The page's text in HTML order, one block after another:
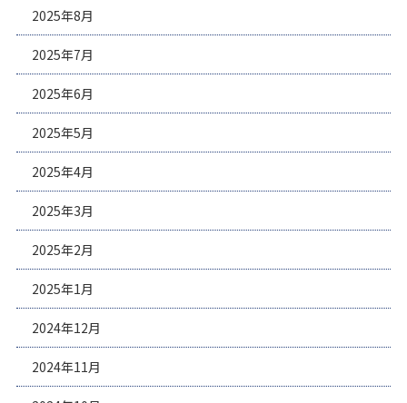
2025年8月
2025年7月
2025年6月
2025年5月
2025年4月
2025年3月
2025年2月
2025年1月
2024年12月
2024年11月